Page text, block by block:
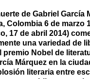
de Gabriel García
Colombia 6 de marzo
17 de abril 2014)
una variedad de
premio Nobel de
Márquez en la
literaria entre